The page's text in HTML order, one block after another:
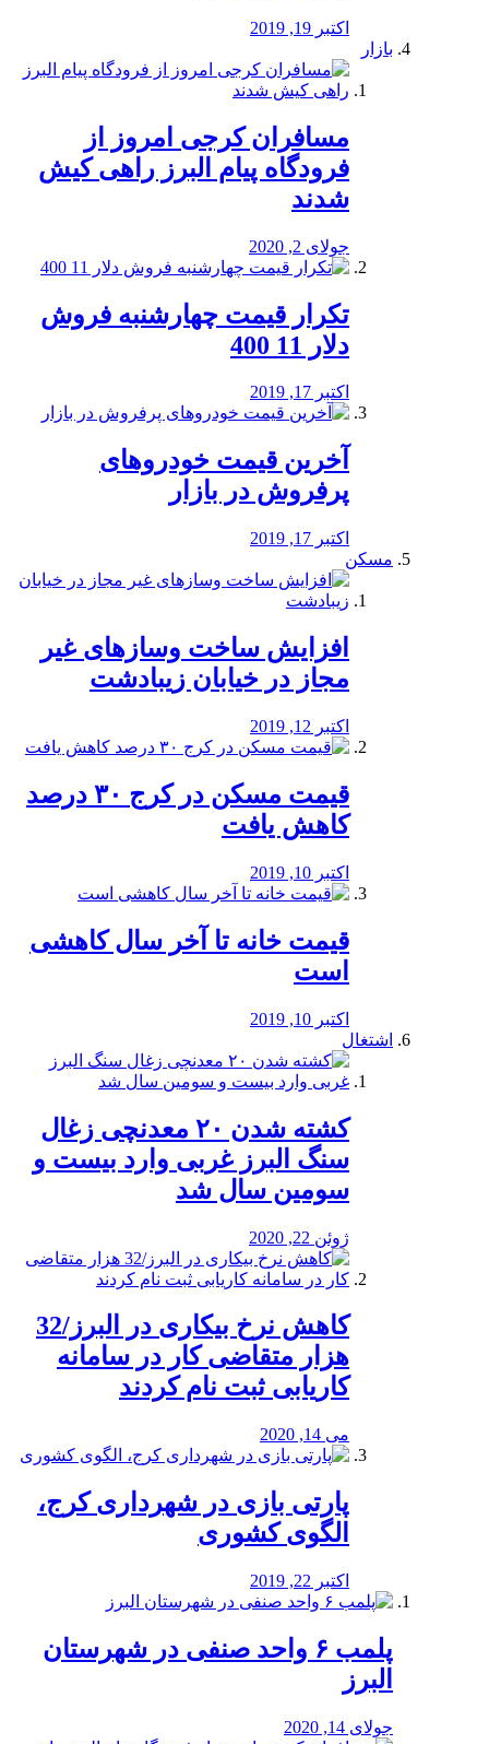
اکتبر 19, 2019
بازار
مسافران کرجی امروز از
فرودگاه پیام البرز راهی کیش
شدند
جولای 2, 2020
تکرار قیمت چهارشنبه فروش
دلار 11 400
اکتبر 17, 2019
آخرین قیمت خودرو‌های
پرفروش در بازار
اکتبر 17, 2019
مسکن
افزایش ساخت وسازهای غیر
مجاز در خیابان زیبادشت
اکتبر 12, 2019
️قیمت مسکن در کرج ۳۰ درصد
کاهش یافت
اکتبر 10, 2019
قیمت خانه تا آخر سال کاهشی
است
اکتبر 10, 2019
اشتغال
کشته شدن ۲۰ معدنچی زغال
سنگ البرز غربی وارد بیست و
سومین سال شد
ژوئن 22, 2020
کاهش نرخ بیکاری در البرز/32
هزار متقاضی کار در سامانه
کاریابی ثبت نام کردند
می 14, 2020
پارتی بازی در شهرداری کرج،
الگوی کشوری
اکتبر 22, 2019
پلمب ۶ واحد صنفی در شهرستان
البرز
جولای 14, 2020